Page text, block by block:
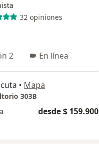
32 opiniones
2 En línea
• Mapa
303B
desde $ 159.900